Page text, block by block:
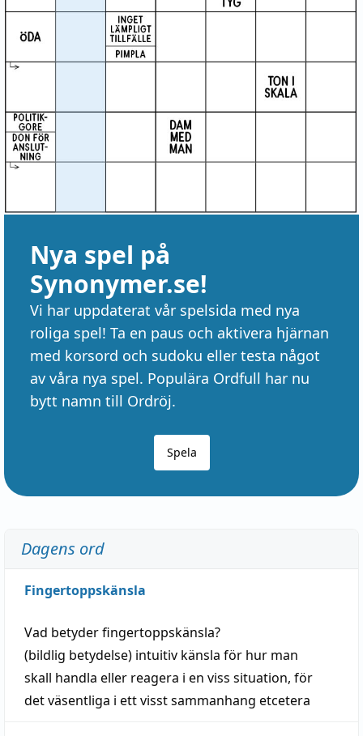
Nya spel på
Synonymer.se!
Vi har uppdaterat vår spelsida med nya
roliga spel! Ta en paus och aktivera hjärnan
med korsord och sudoku eller testa något
av våra nya spel. Populära Ordfull har nu
bytt namn till Ordröj.
Spela
Dagens ord
Fingertoppskänsla
Vad betyderfingertoppskänsla?
(bildlig betydelse) intuitiv känsla för hur man
skall handla eller reagera i en viss situation, för
det väsentliga i ett visstsammanhang etcetera